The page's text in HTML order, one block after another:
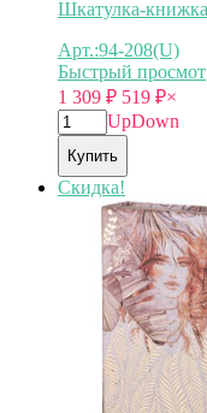
Шкатулка-
Арт.:94-208(U)
Быстрый
1 309 ₽ 519 ₽×
UpDown
Купить
Скидка!